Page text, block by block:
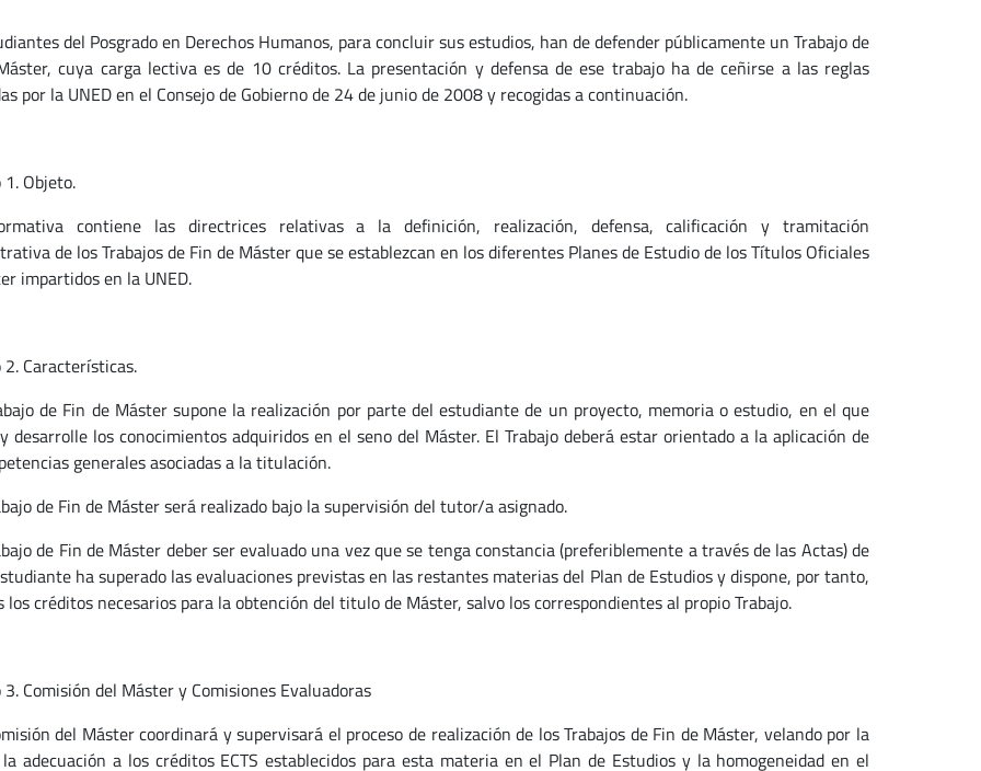
del Posgrado en Derechos Humanos, para concluir sus estudios, han de defender públicamente un Trabajo de
cuya carga lectiva es de 10 créditos. La presentación y defensa de ese trabajo ha de ceñirse a las reglas
por la UNED en el Consejo de Gobierno de 24 de junio de 2008 y recogidas a continuación.
Objeto.
contiene las directrices relativas a la definición, realización, defensa, calificación y tramitación
de los Trabajos de Fin de Máster que se establezcan en los diferentes Planes de Estudio de los Títulos Oficiales
impartidos en la UNED.
Características.
de Fin de Máster supone la realización por parte del estudiante de un proyecto, memoria o estudio, en el que
desarrolle los conocimientos adquiridos en el seno del Máster. El Trabajo deberá estar orientado a la aplicación de
generales asociadas a la titulación.
de Fin de Máster será realizado bajo la supervisión del tutor/a asignado.
de Fin de Máster deber ser evaluado una vez que se tenga constancia (preferiblemente a través de las Actas) de
ha superado las evaluaciones previstas en las restantes materias del Plan de Estudios y dispone, por tanto,
los créditos necesarios para la obtención del titulo de Máster, salvo los correspondientes al propio Trabajo.
Comisión del Máster y Comisiones Evaluadoras
del Máster coordinará y supervisará el proceso de realización de los Trabajos de Fin de Máster, velando por la
adecuación a los créditos ECTS establecidos para esta materia en el Plan de Estudios y la homogeneidad en el